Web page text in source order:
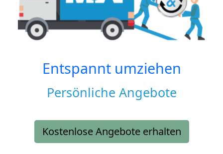
Entspannt umziehen
Persönliche Angebote
Kostenlose Angebote erhalten